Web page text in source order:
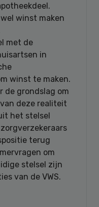
winst maken
met de
in
winst te maken.
de grondslag om
deze realiteit
het stelsel
terug
om
stelsel zijn
van de VWS.